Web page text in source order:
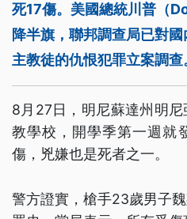
死17傷。美國總統川普（
降半旗，聯邦調查局已對
主教徒的仇恨犯罪立案調查
8月27日，明尼蘇達州明
教學校，開學季第一週就
傷，兇嫌也是死者之一。
警方證實，槍手23歲男子